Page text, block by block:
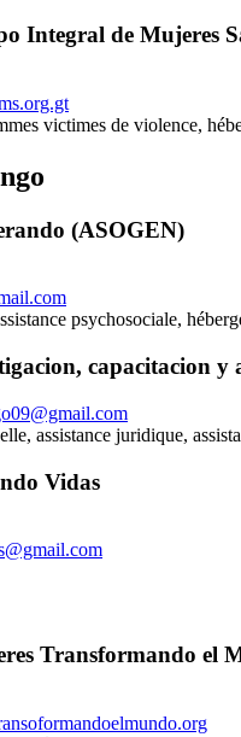
Integral de Mujeres
victimes de violence,
(ASOGEN)
psychosociale,
capacitacion
assistance juridique,
Vidas
Transformando el